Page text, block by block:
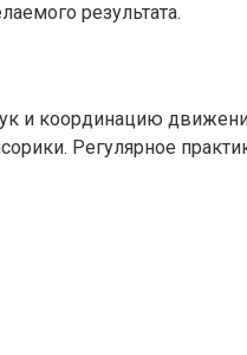
результата.
и координацию
Регулярное